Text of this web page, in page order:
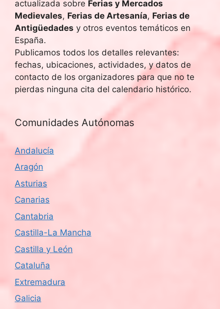
actualizada sobre Ferias y Mercados
Medievales, Ferias de Artesanía, Ferias de
Antigüedades y otros eventos temáticos en
España.
Publicamos todos los detalles relevantes:
fechas, ubicaciones, actividades, y datos de
contacto de los organizadores para que no te
pierdas ninguna cita del calendario histórico.
Comunidades Autónomas
Andalucía
Aragón
Asturias
Canarias
Cantabria
Castilla-La Mancha
Castilla y León
Cataluña
Extremadura
Galicia